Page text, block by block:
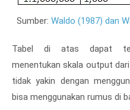
Sumber: Waldo (1987) dan
Tabel di atas dapat
menentukan skala output
tidak yakin dengan
bisa menggunakan rumus di